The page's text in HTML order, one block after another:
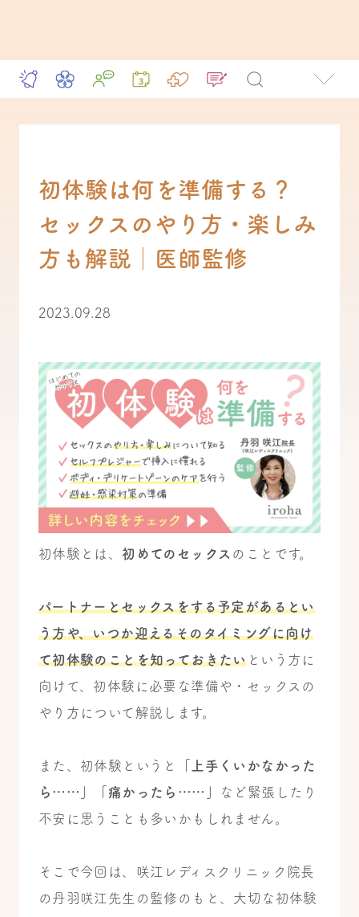
初体験は何を準備する？
セックスのやり方・楽しみ
方も解説│医師監修
2023.09.28
初体験とは、 初めてのセックス のことです。
パートナーとセックスをする予定があるとい
う方や、いつか迎えるそのタイミングに向け
て初体験のことを知っておきたいという方に
向けて、初体験に必要な準備や・セックスの
やり方について解説します。
また、初体験というと
「上手くいかなかった
ら……」「痛かったら……」
など緊張したり
不安に思うことも多いかもしれません。
そこで今回は、咲江レディスクリニック院長
の丹羽咲江先生の監修のもと、大切な初体験